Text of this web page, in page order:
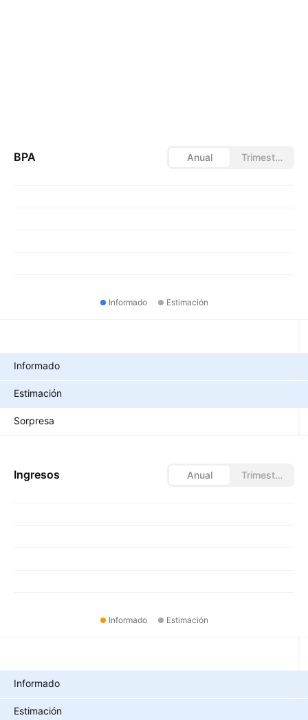
BPA Anual Trimestral
Informado Estimación
Informado
Estimación
Sorpresa
Ingresos Anual Trimestral
Informado Estimación
Informado
Estimación